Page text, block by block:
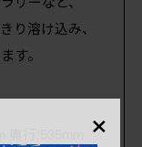
り溶け込み、
す。
×